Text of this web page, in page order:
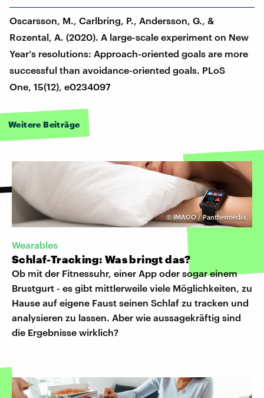
Oscarsson, M., Carlbring, P., Andersson, G., &
Rozental, A. (2020). A large-scale experiment on New
Year’s resolutions: Approach-oriented goals are more
successful than avoidance-oriented goals. PLoS
One, 15(12), e0234097
Weitere Beiträge
© IMAGO / Panthermedia
Wearables
Schlaf-Tracking: Was bringt das?
Ob mit der Fitnessuhr, einer App oder sogar einem
Brustgurt - es gibt mittlerweile viele Möglichkeiten, zu
Hause auf eigene Faust seinen Schlaf zu tracken und
analysieren zu lassen. Aber wie aussagekräftig sind
die Ergebnisse wirklich?